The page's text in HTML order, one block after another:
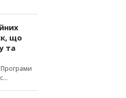
що
та
Програми